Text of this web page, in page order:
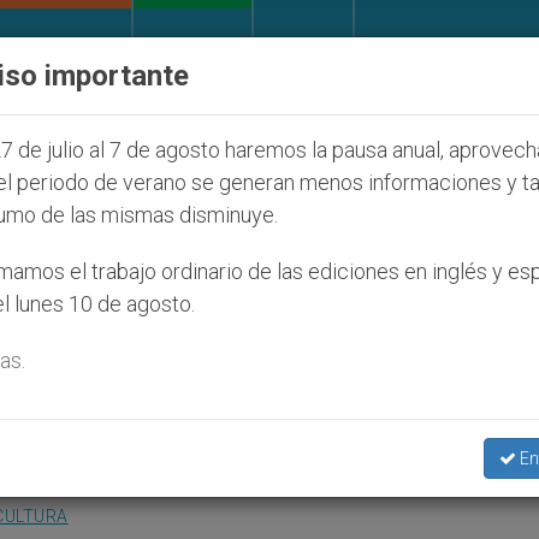
judíos que afecta a cristianos (y no sólo) en Tierra
de la
los atentados
importante
de julio al 7 de agosto haremos la pausa anual,
periodo de verano se generan menos informaciones y
de las mismas disminuye.
el trabajo ordinario de las ediciones en inglés y
lunes 10 de agosto.